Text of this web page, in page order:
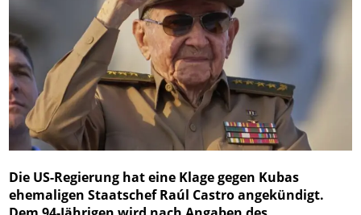
Die US-Regierung hat eine Klage gegen Kubas
ehemaligen Staatschef Raúl Castro angekündigt.